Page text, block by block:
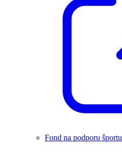
Fond na podporu športu